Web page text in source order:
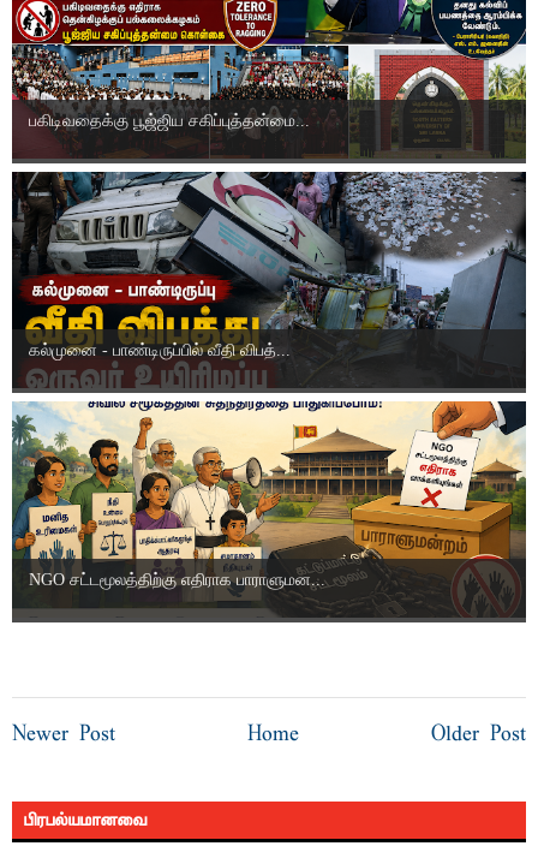
பகிடிவதைக்கு பூஜ்ஜிய சகிப்புத்தன்மை...
கல்முனை - பாண்டிருப்பில் வீதி விபத்...
NGO சட்டமூலத்திற்கு எதிராக பாராளுமன...
Newer Post Older Post
Home
பிரபல்யமானவை